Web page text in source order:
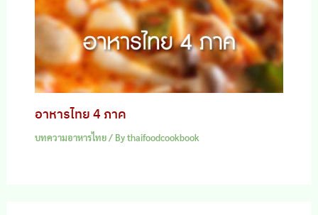
อาหารไทย 4 ภาค
บทความอาหารไทย/ Bythaifoodcookbook